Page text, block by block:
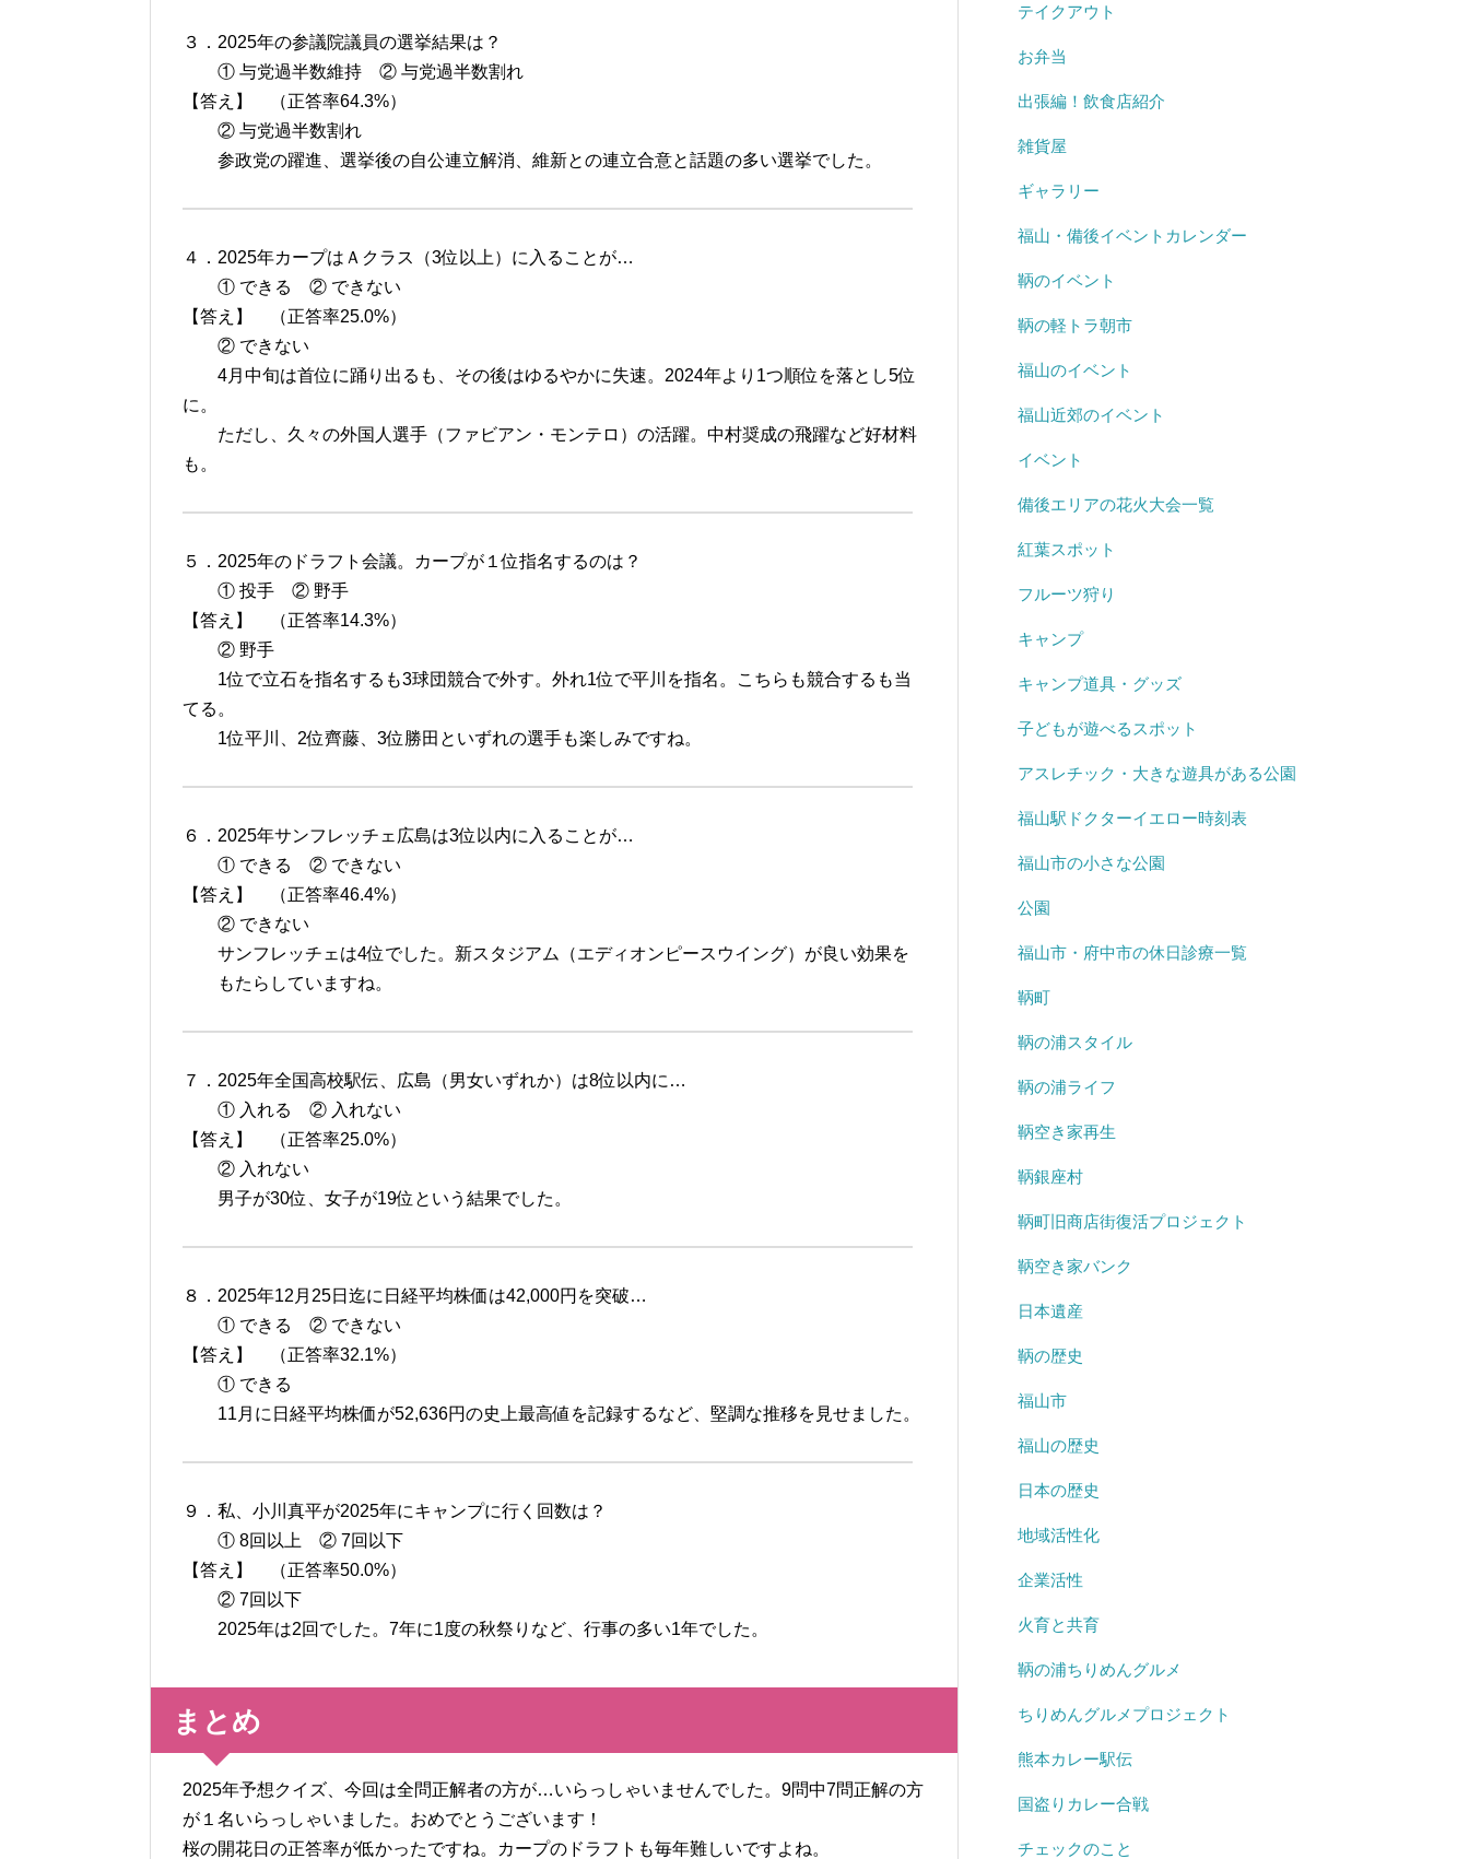
３．2025年の参議院議員の選挙結果は？
① 与党過半数維持 ② 与党過半数割れ
【答え】 （正答率64.3%）
② 与党過半数割れ
参政党の躍進、選挙後の自公連立解消、維新との連立合意と話題の多い選挙でした。
４．2025年カープはＡクラス（3位以上）に入ることが…
① できる ② できない
【答え】 （正答率25.0%）
② できない
4月中旬は首位に踊り出るも、その後はゆるやかに失速。2024年より1つ順位を落とし5位
に。
ただし、久々の外国人選手（ファビアン・モンテロ）の活躍。中村奨成の飛躍など好材料
も。
５．2025年のドラフト会議。カープが１位指名するのは？
① 投手 ② 野手
【答え】 （正答率14.3%）
② 野手
1位で立石を指名するも3球団競合で外す。外れ1位で平川を指名。こちらも競合するも当
てる。
1位平川、2位齊藤、3位勝田といずれの選手も楽しみですね。
６．2025年サンフレッチェ広島は3位以内に入ることが…
① できる ② できない
【答え】 （正答率46.4%）
② できない
サンフレッチェは4位でした。新スタジアム（エディオンピースウイング）が良い効果を
もたらしていますね。
７．2025年全国高校駅伝、広島（男女いずれか）は8位以内に…
① 入れる ② 入れない
【答え】 （正答率25.0%）
② 入れない
男子が30位、女子が19位という結果でした。
８．2025年12月25日迄に日経平均株価は42,000円を突破…
① できる ② できない
【答え】 （正答率32.1%）
① できる
11月に日経平均株価が52,636円の史上最高値を記録するなど、堅調な推移を見せました。
９．私、小川真平が2025年にキャンプに行く回数は？
① 8回以上 ② 7回以下
【答え】 （正答率50.0%）
② 7回以下
2025年は2回でした。7年に1度の秋祭りなど、行事の多い1年でした。
まとめ
2025年予想クイズ、今回は全問正解者の方が…いらっしゃいませんでした。9問中7問正解の方
が１名いらっしゃいました。おめでとうございます！
桜の開花日の正答率が低かったですね。カープのドラフトも毎年難しいですよね。
テイクアウト
お弁当
出張編！飲食店紹介
雑貨屋
ギャラリー
福山・備後イベントカレンダー
鞆のイベント
鞆の軽トラ朝市
福山のイベント
福山近郊のイベント
イベント
備後エリアの花火大会一覧
紅葉スポット
フルーツ狩り
キャンプ
キャンプ道具・グッズ
子どもが遊べるスポット
アスレチック・大きな遊具がある公園
福山駅ドクターイエロー時刻表
福山市の小さな公園
公園
福山市・府中市の休日診療一覧
鞆町
鞆の浦スタイル
鞆の浦ライフ
鞆空き家再生
鞆銀座村
鞆町旧商店街復活プロジェクト
鞆空き家バンク
日本遺産
鞆の歴史
福山市
福山の歴史
日本の歴史
地域活性化
企業活性
火育と共育
鞆の浦ちりめんグルメ
ちりめんグルメプロジェクト
熊本カレー駅伝
国盗りカレー合戦
チェックのこと